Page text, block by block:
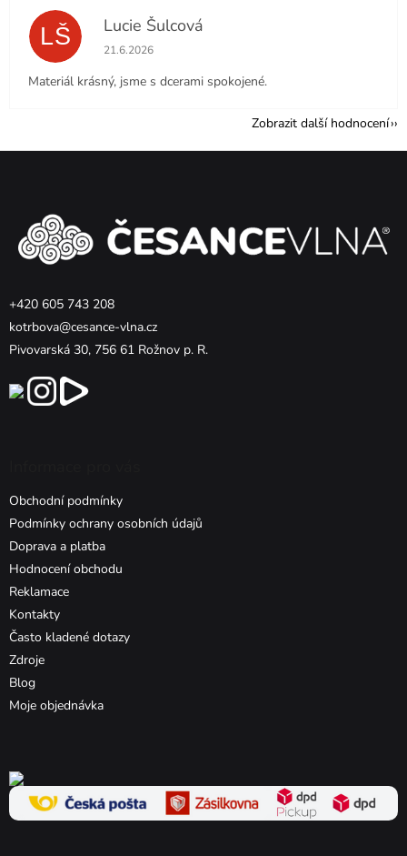
LŠ Lucie Šulcová
Hodnocení obchodu je 5 z 5 hvězdiček.
21.6.2026
Materiál krásný, jsme s dcerami spokojené.
Zobrazit další hodnocení
Z
+420 605 743 208
kotrbova@cesance-vlna.cz
Pivovarská 30, 756 61 Rožnov p. R.
Obchodní podmínky
Podmínky ochrany osobních údajů
Doprava a platba
Hodnocení obchodu
Reklamace
Kontakty
Často kladené dotazy
Zdroje
Blog
Moje objednávka